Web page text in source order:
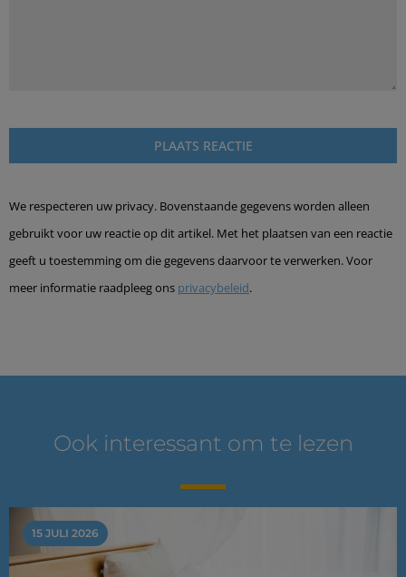
We respecteren uw privacy. Bovenstaande gegevens worden alleen
gebruikt voor uw reactie op dit artikel. Met het plaatsen van een reactie
geeft u toestemming om die gegevens daarvoor te verwerken. Voor
meer informatie raadpleeg ons privacybeleid.
Ook interessant om te lezen
15 JULI 2026